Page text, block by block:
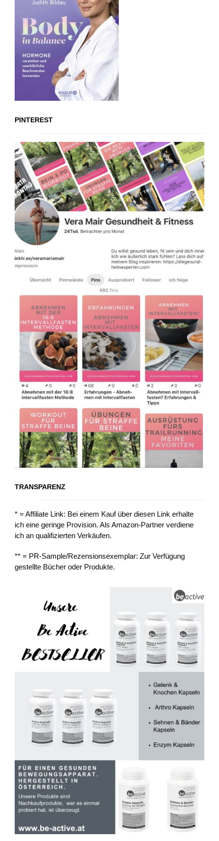
PINTEREST
TRANSPARENZ
* = Affiliate Link: Bei einem Kauf über diesen Link erhalte
ich eine geringe Provision. Als Amazon-Partner verdiene
ich an qualifizierten Verkäufen.
** = PR-Sample/Rezensionsexemplar: Zur Verfügung
gestellte Bücher oder Produkte.